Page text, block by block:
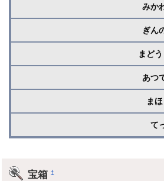
みか
ぎん
まど
あつ
ま
て
宝箱†